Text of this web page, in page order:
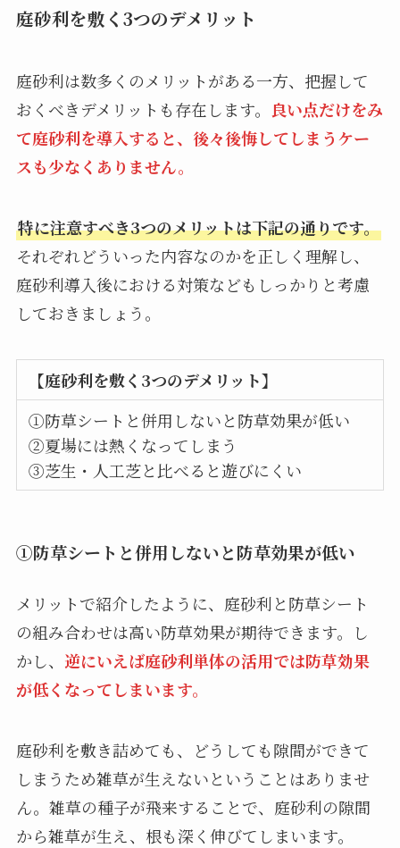
庭砂利を敷く3つのデメリット
庭砂利は数多くのメリットがある一方、把握して
おくべきデメリットも存在します。
良い点だけをみ
て庭砂利を導入すると、後々後悔してしまうケー
スも少なくありません。
特に注意すべき3つのメリットは下記の通りです。
それぞれどういった内容なのかを正しく理解し、
庭砂利導入後における対策などもしっかりと考慮
しておきましょう。
【庭砂利を敷く3つのデメリット】
①防草シートと併用しないと防草効果が低い
②夏場には熱くなってしまう
③芝生・人工芝と比べると遊びにくい
①防草シートと併用しないと防草効果が低い
メリットで紹介したように、庭砂利と防草シート
の組み合わせは高い防草効果が期待できます。し
かし、 逆にいえば庭砂利単体の活用では防草効果
が低くなってしまいます。
庭砂利を敷き詰めても、どうしても隙間ができて
しまうため雑草が生えないということはありませ
ん。雑草の種子が飛来することで、庭砂利の隙間
から雑草が生え、根も深く伸びてしまいます。